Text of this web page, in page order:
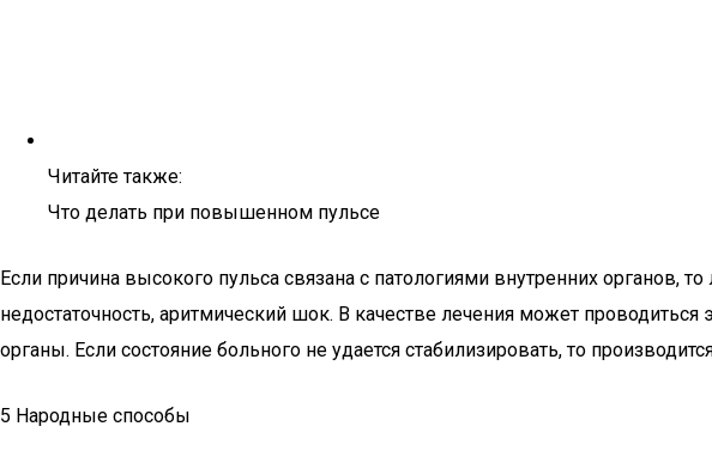
Читайте также:
Что делать при повышенном пульсе
Если причина высокого пульса связана с патологиями внутренних органов,
недостаточность, аритмический шок. В качестве лечения может
органы. Если состояние больного не удается стабилизировать, то
5 Народные способы